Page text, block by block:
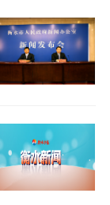
额头上的汗
紧贴在后
。
民，干绿
天工作辛不
点，但咱干